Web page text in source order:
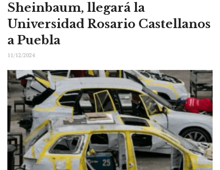
Sheinbaum, llegará la
Universidad Rosario Castellanos
a Puebla
11/12/2024